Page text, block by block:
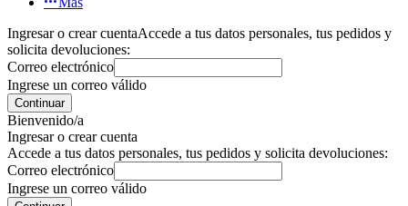
Ingresar o crear cuentaAccede a tus datos personales, tus pedidos y
solicita devoluciones:
Correo electrónico
Ingrese un correo válido
Continuar
Bienvenido/a
Ingresar o crear cuenta
Accede a tus datos personales, tus pedidos y solicita devoluciones:
Correo electrónico
Ingrese un correo válido